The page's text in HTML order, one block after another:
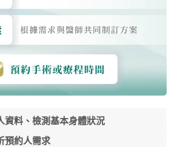
資料、檢測基本身體狀況
預約人需求